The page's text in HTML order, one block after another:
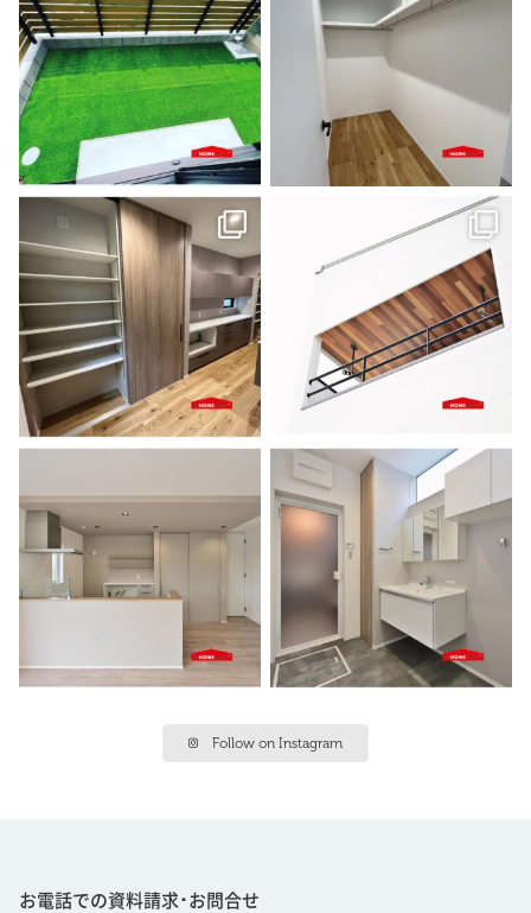
Follow on Instagram
お電話での資料請求･お問合せ